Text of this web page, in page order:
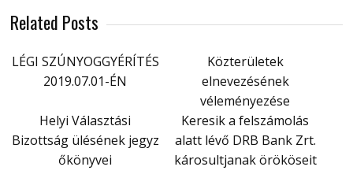
Related Posts
LÉGI SZÚNYOGGYÉRÍTÉS
2019.07.01-ÉN
Közterületek
elnevezésének
véleményezése
Helyi Választási
Bizottság ülésének jegyz
őkönyvei
Keresik a felszámolás
alatt lévő DRB Bank Zrt.
károsultjanak örököseit